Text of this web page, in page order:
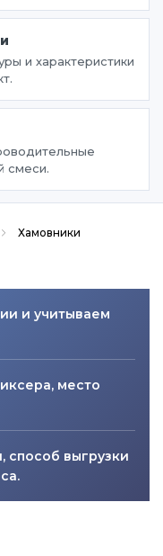
и характеристики
смеси.
Хамовники
и учитываем
место
способ выгрузки